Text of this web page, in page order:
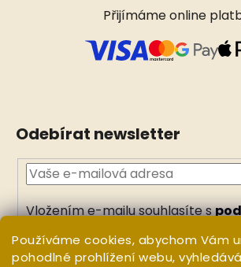
Používáme cookies, abychom Vám
pohodlné prohlížení webu,
Přijímáme online
Odebírat newsletter
Vložením e-mailu souhlasíte s
PŘIHLÁSIT